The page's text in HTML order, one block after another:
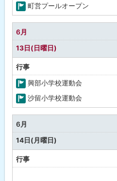
の
行
事
町
の
行
事
町営プールオープン
6月
13日(日曜日)
行事
町
の
行
事
興部小学校運動会
町
の
行
事
沙留小学校運動会
6月
14日(月曜日)
行事